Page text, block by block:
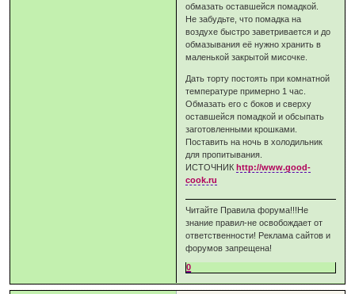
обмазать оставшейся помадкой.
Не забудьте, что помадка на
воздухе быстро заветривается и до
обмазывания её нужно хранить в
маленькой закрытой мисочке.
Дать торту постоять при комнатной
температуре примерно 1 час.
Обмазать его с боков и сверху
оставшейся помадкой и обсыпать
заготовленными крошками.
Поставить на ночь в холодильник
для пропитывания.
ИСТОЧНИК http://www.good-
cook.ru
Читайте Правила форума!!!Не
знание правил-не освобождает от
ответственности! Реклама сайтов и
форумов запрещена!
0